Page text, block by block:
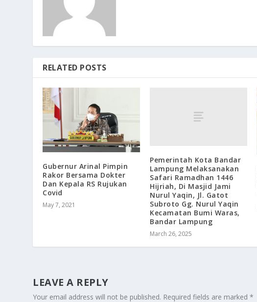
RELATED POSTS
Gubernur Arinal Pimpin
Rakor Bersama Dokter
Dan Kepala RS Rujukan
Covid
May 7, 2021
Pemerintah Kota Bandar
Lampung Melaksanakan
Safari Ramadhan 1446
Hijriah, Di Masjid Jami
Nurul Yaqin, Jl. Gatot
Subroto Gg. Nurul Yaqin
Kecamatan Bumi Waras,
Bandar Lampung
March 26, 2025
LEAVE A REPLY
Your email address will not be published. Required fields are marked*